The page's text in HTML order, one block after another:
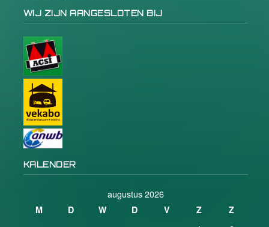
WIJ ZIJN AANGESLOTEN BIJ
KALENDER
augustus 2026
M D W D V Z Z